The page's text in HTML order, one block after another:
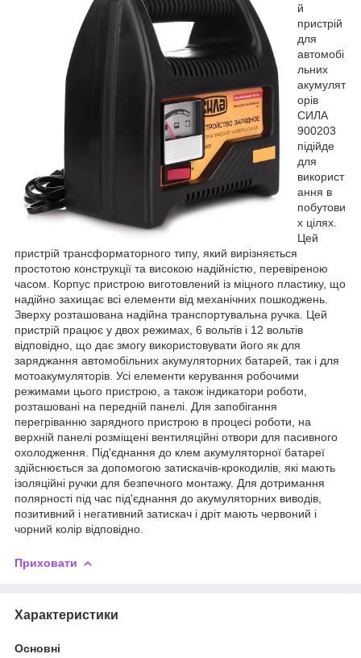
й
пристрій
для
автомобі
льних
акумулят
орів
СИЛА
900203
підійде
для
використ
ання в
побутови
х цілях.
Цей
пристрій трансформаторного типу, який вирізняється
простотою конструкції та високою надійністю, перевіреною
часом. Корпус пристрою виготовлений із міцного пластику, що
надійно захищає всі елементи від механічних пошкоджень.
Зверху розташована надійна транспортувальна ручка. Цей
пристрій працює у двох режимах, 6 вольтів і 12 вольтів
відповідно, що дає змогу використовувати його як для
заряджання автомобільних акумуляторних батарей, так і для
мотоакумуляторів. Усі елементи керування робочими
режимами цього пристрою, а також індикатори роботи,
розташовані на передній панелі. Для запобігання
перегріванню зарядного пристрою в процесі роботи, на
верхній панелі розміщені вентиляційні отвори для пасивного
охолодження. Під'єднання до клем акумуляторної батареї
здійснюється за допомогою затискачів-крокодилів, які мають
ізоляційні ручки для безпечного монтажу. Для дотримання
полярності під час під'єднання до акумуляторних виводів,
позитивний і негативний затискач і дріт мають червоний і
чорний колір відповідно.
Приховати
Характеристики
Основні